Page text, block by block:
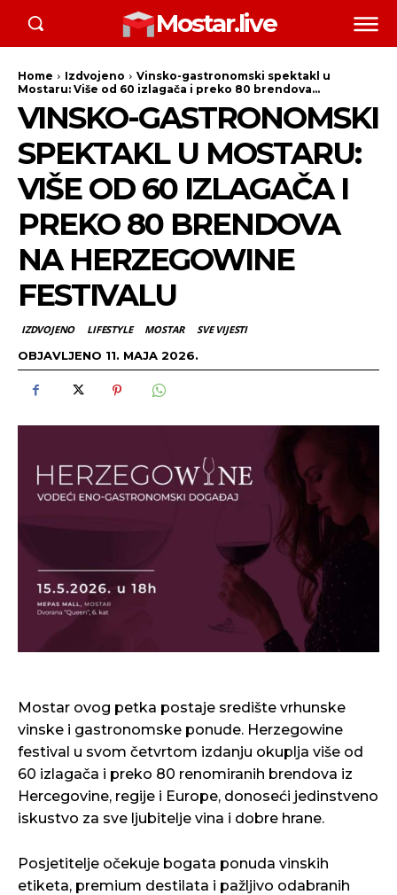
Mostar.live
Home Izdvojeno
Vinsko-gastronomski spektakl u
Mostaru: Više od 60 izlagača i preko 80 brendova...
VINSKO-GASTRONOMSKI
SPEKTAKL U MOSTARU:
VIŠE OD 60 IZLAGAČA I
PREKO 80 BRENDOVA
NA HERZEGOWINE
FESTIVALU
IZDVOJENO LIFESTYLE MOSTAR SVE VIJESTI
OBJAVLJENO 11. MAJA 2026.
Mostar ovog petka postaje središte vrhunske
vinske i gastronomske ponude. Herzegowine
festival u svom četvrtom izdanju okuplja više od
60 izlagača i preko 80 renomiranih brendova iz
Hercegovine, regije i Europe, donoseći jedinstveno
iskustvo za sve ljubitelje vina i dobre hrane.
Posjetitelje očekuje bogata ponuda vinskih
etiketa, premium destilata i pažljivo odabranih